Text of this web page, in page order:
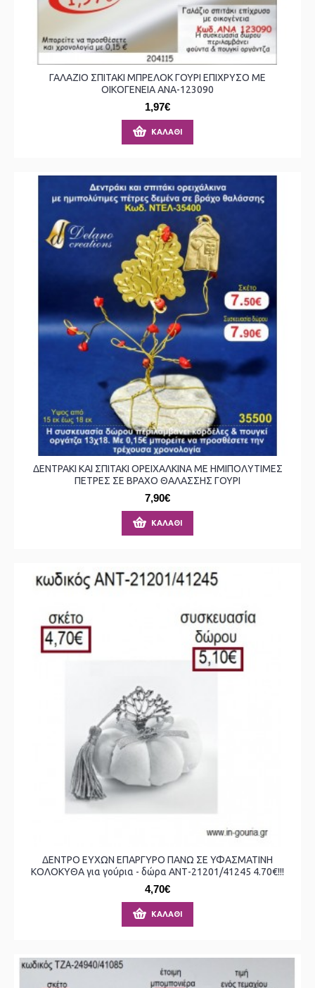
ΓΑΛΑΖΙΟ ΣΠΙΤΑΚΙ ΜΠΡΕΛΟΚ ΓΟΥΡΙ ΕΠΙΧΡΥΣΟ ΜΕ
ΟΙΚΟΓΕΝΕΙΑ ΑΝΑ-123090
1,97€
ΚΑΛΆΘΙ
ΔΕΝΤΡΑΚΙ ΚΑΙ ΣΠΙΤΑΚΙ ΟΡΕΙΧΑΛΚΙΝΑ ΜΕ ΗΜΙΠΟΛΥΤΙΜΕΣ
ΠΕΤΡΕΣ ΣΕ ΒΡΑΧΟ ΘΑΛΑΣΣΗΣ ΓΟΥΡΙ
7,90€
ΚΑΛΆΘΙ
ΔΕΝΤΡΟ ΕΥΧΩΝ ΕΠΑΡΓΥΡΟ ΠΑΝΩ ΣΕ ΥΦΑΣΜΑΤΙΝΗ
ΚΟΛΟΚΥΘΑ για γούρια - δώρα ΑΝΤ-21201/41245 4.70€!!!
4,70€
ΚΑΛΆΘΙ